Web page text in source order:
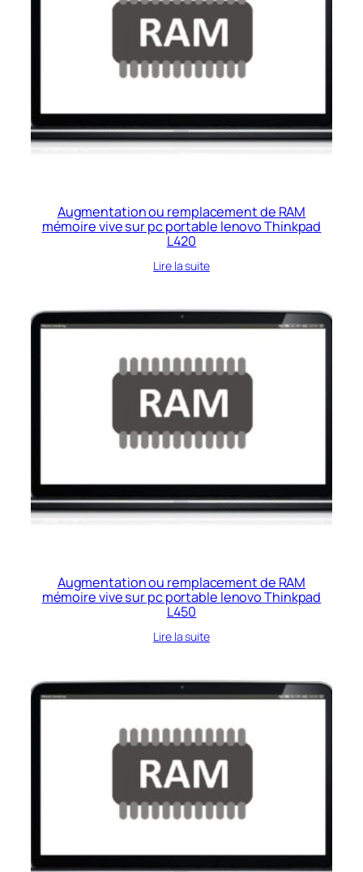
Augmentation ou remplacement de RAM
mémoire vive sur pc portable lenovo Thinkpad
L420
Lire la suite
Augmentation ou remplacement de RAM
mémoire vive sur pc portable lenovo Thinkpad
L450
Lire la suite